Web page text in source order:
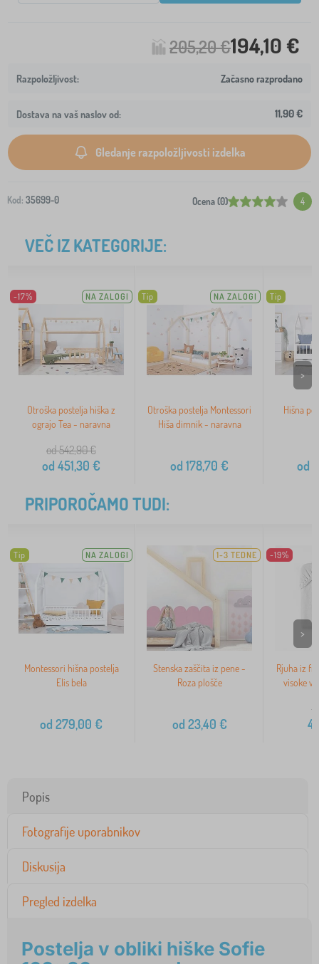
205,20 €194,10 €
Začasno razprodano
Dostava na vaš naslov od: 11,90 €
Gledanje razpoložljivosti izdelka
Kod: 35699-0 Ocena (0) 4
VEČ IZ KATEGORIJE:
-17% NA ZALOGI
Otroška postelja hiška z
ograjo Tea - naravna
od 542,90€
od 451,30 €
Tip NA ZALOGI
Otroška postelja Montessori
Hiša dimnik - naravna
od 178,70 €
Tip
Hišna
od
>
PRIPOROČAMO TUDI:
Tip NA ZALOGI
Montessori hišna postelja
Elis bela
od 279,00 €
1-3 TEDNE
Stenska zaščita iz pene -
Roza plošče
od 23,40 €
-19%
Rjuha iz
visoke
>
Popis
Fotografije uporabnikov
Diskusija
Pregled izdelka
Postelja v obliki hiške Sofie